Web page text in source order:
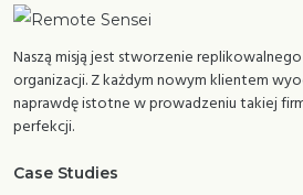
Naszą misją jest stworzenie
organizacji. Z każdym nowym klientem
naprawdę istotne w prowadzeniu takiej
perfekcji.
Case Studies